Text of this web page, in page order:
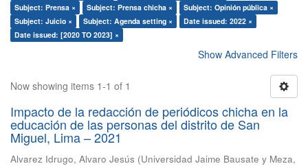
Subject: Prensa ×
Subject: Prensa chicha ×
Subject: Opinión pública ×
Subject: Juicio ×
Subject: Agenda setting ×
Date issued: 2022 ×
Date issued: [2020 TO 2023] ×
Show Advanced Filters
Now showing items 1-1 of 1
Impacto de la redacción de periódicos chicha en la
educación de las personas del distrito de San
Miguel, Lima – 2021
Alvarez Idrugo, Alvaro Jesús (Universidad Jaime Bausate y Meza,